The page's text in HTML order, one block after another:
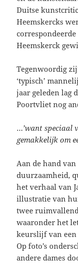
Duitse
Heemskercks
Heemskerck
Tegenwoordig
‘typisch’
jaar geleden lag
Poortvliet nog
…’want speciaal
gemakkelijk om
Aan de hand
duurzaamheid,
het verhaal van
illustratie van
twee
waaronder het
keurslijf van een
Op foto’s
andere dames